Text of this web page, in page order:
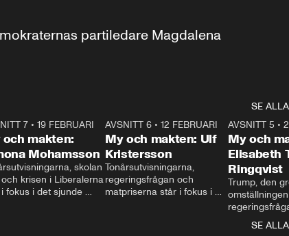
partiledare Magdalena
SE ALLA
24:30
7• 19 FEBRUARI
och makten:
Mohamsson
skolan
krisen i Liberalerna
fokus i det sjunde
27:30
AVSNITT 6 •12 FEBRUARI
My och makten: Ulf
Kristersson
Tonårsutvisningarna,
regeringsfrågan och
matpriserna står i fokus i
AVSNITT 5 •
My och
Elisabeth
Ringqvist
Trump, den
centrum i
avsnittet av
SE ALLA